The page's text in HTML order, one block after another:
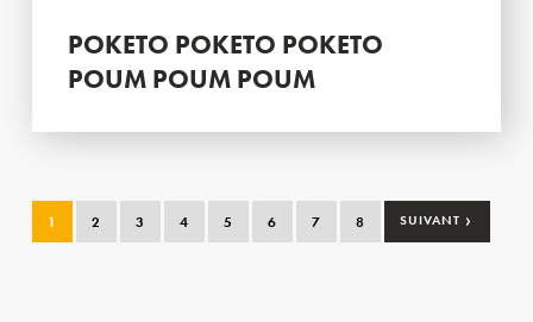
POKETO POKETO POKETO
POUM POUM POUM
1 2 3 4 5 6 7 8 SUIVANT ›